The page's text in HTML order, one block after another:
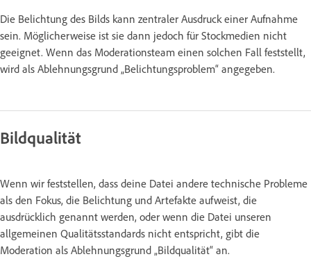
Die Belichtung des Bilds kann zentraler Ausdruck einer Aufnahme
sein. Möglicherweise ist sie dann jedoch für Stockmedien nicht
geeignet. Wenn das Moderationsteam einen solchen Fall feststellt,
wird als Ablehnungsgrund „Belichtungsproblem“ angegeben.
Bildqualität
Wenn wir feststellen, dass deine Datei andere technische Probleme
als den Fokus, die Belichtung und Artefakte aufweist, die
ausdrücklich genannt werden, oder wenn die Datei unseren
allgemeinen Qualitätsstandards nicht entspricht, gibt die
Moderation als Ablehnungsgrund „Bildqualität“ an.